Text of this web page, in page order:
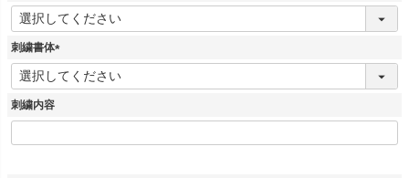
)
(
必
須
刺繍書体
(
必
刺繍内容